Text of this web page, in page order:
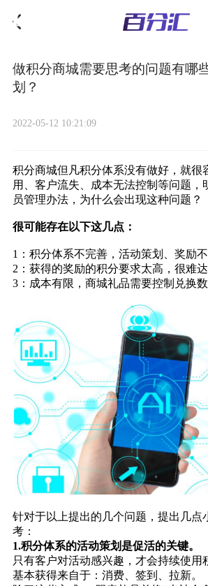
做积分商城需要思考的问题有哪
划？
2022-05-12 10:21:09
积分商城但凡积分体系没有做好，就很
用、客户流失、成本无法控制等问题，
员管理办法，为什么会出现这种问题？
很可能存在以下这几点：
1：积分体系不完善，活动策划、奖励不
2：获得的奖励的积分要求太高，很难达
3：成本有限，商城礼品需要控制兑换数
针对于以上提出的几个问题，提出几点
考：
1.积分体系的活动策划是促活的关键。
只有客户对活动感兴趣，才会持续使用
基本获得来自于：消费、签到、拉新。